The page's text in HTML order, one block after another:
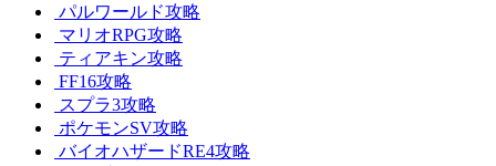
パルワールド攻略
マリオRPG攻略
ティアキン攻略
FF16攻略
スプラ3攻略
ポケモンSV攻略
バイオハザードRE4攻略